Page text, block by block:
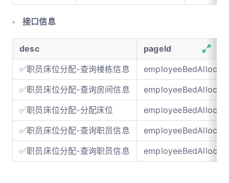
接口信息
desc
pageId
✅职员床位分配-查询楼栋信息
✅职员床位分配-查询房间信息
✅职员床位分配-分配床位
✅职员床位分配-查询职员信息
✅职员床位分配-查询职员信息